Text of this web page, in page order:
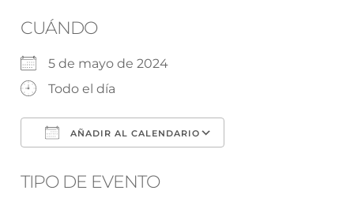
CUÁNDO
5 de mayo de 2024
Todo el día
AÑADIR AL CALENDARIO
TIPO DE EVENTO